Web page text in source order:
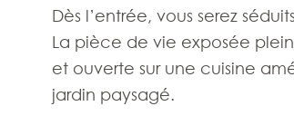
Dès l’entrée, vous serez
La pièce de vie exposée
et ouverte sur une cuisine
jardin paysagé.